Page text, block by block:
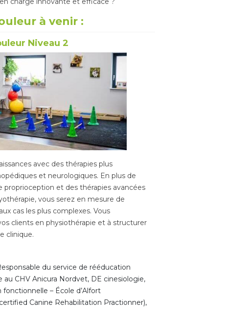
à venir :
Niveau 2
avec des thérapies plus
et neurologiques. En plus de
proprioception et des thérapies avancées
vous serez en mesure de
cas les plus complexes. Vous
clients en physiothérapie et à structurer
clinique.
du service de rééducation
CHV Anicura Nordvet, DE cinesiologie,
– École d’Alfort
Canine Rehabilitation Practionner),